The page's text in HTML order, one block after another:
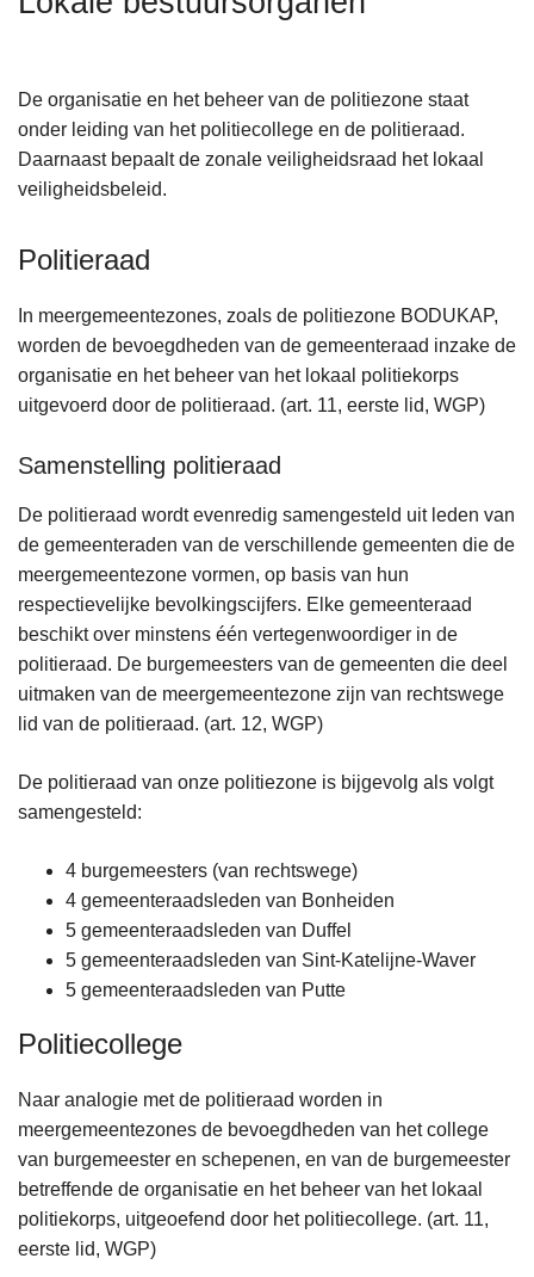
De organisatie en het beheer van de politiezone staat
onder leiding van het politiecollege en de politieraad.
Daarnaast bepaalt de zonale veiligheidsraad het lokaal
veiligheidsbeleid.
Politieraad
In meergemeentezones, zoals de politiezone BODUKAP,
worden de bevoegdheden van de gemeenteraad inzake de
organisatie en het beheer van het lokaal politiekorps
uitgevoerd door de politieraad. (art. 11, eerste lid, WGP)
Samenstelling politieraad
De politieraad wordt evenredig samengesteld uit leden van
de gemeenteraden van de verschillende gemeenten die de
meergemeentezone vormen, op basis van hun
respectievelijke bevolkingscijfers. Elke gemeenteraad
beschikt over minstens één vertegenwoordiger in de
politieraad. De burgemeesters van de gemeenten die deel
uitmaken van de meergemeentezone zijn van rechtswege
lid van de politieraad. (art. 12, WGP)
De politieraad van onze politiezone is bijgevolg als volgt
samengesteld:
4 burgemeesters (van rechtswege)
4 gemeenteraadsleden van Bonheiden
5 gemeenteraadsleden van Duffel
5 gemeenteraadsleden van Sint-Katelijne-Waver
5 gemeenteraadsleden van Putte
Politiecollege
Naar analogie met de politieraad worden in
meergemeentezones de bevoegdheden van het college
van burgemeester en schepenen, en van de burgemeester
betreffende de organisatie en het beheer van het lokaal
politiekorps, uitgeoefend door het politiecollege. (art. 11,
eerste lid, WGP)